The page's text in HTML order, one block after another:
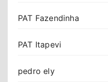
PAT Fazendinha
PAT Itapevi
pedro ely